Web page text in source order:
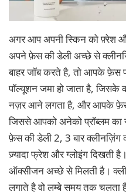
अगर आप अपनी स्किन को फ़्रेश
अपने फ़ेस की डेली अच्छे से
बाहर जॉब करते है, तो आपके फ़ेस
पॉल्यूशन जमा हो जाता है,
नज़र आने लगता है, और आपके फ़ेस
जिससे आपको अनेको प्रॉब्लम का
फ़ेस की डेली 2, 3 बार
ज़्यादा फ्रेश और ग्लोइंग दिखती
ऑक्सीजन अच्छे से मिलती है।
लगाते है वो लम्बे समय तक चलता